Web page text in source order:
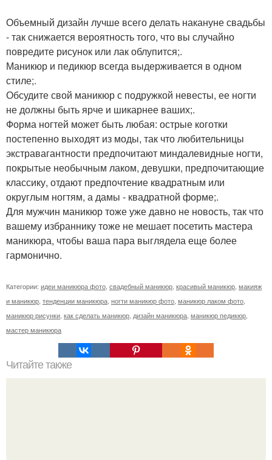
Объемный дизайн лучше всего делать накануне свадьбы
- так снижается вероятность того, что вы случайно
повредите рисунок или лак облупится;.
Маникюр и педикюр всегда выдерживается в одном
стиле;.
Обсудите свой маникюр с подружкой невесты, ее ногти
не должны быть ярче и шикарнее ваших;.
Форма ногтей может быть любая: острые коготки
постепенно выходят из моды, так что любительницы
экстравагантности предпочитают миндалевидные ногти,
покрытые необычным лаком, девушки, предпочитающие
классику, отдают предпочтение квадратным или
округлым ногтям, а дамы - квадратной форме;.
Для мужчин маникюр тоже уже давно не новость, так что
вашему избраннику тоже не мешает посетить мастера
маникюра, чтобы ваша пара выглядела еще более
гармонично.
Категории: идеи маникюра фото свадебный маникюр красивый маникюр макияж
и маникюр тенденции маникюра ногти маникюр фото маникюр лаком фото
маникюр рисунки как сделать маникюр дизайн маникюра маникюр педикюр
мастер маникюра
Читайте также